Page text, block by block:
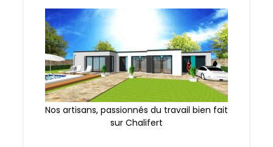
Nos artisans, passionnés du travail bien fait
sur Chalifert